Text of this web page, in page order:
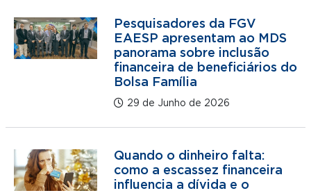
Pesquisadores da FGV
EAESP apresentam ao MDS
panorama sobre inclusão
financeira de beneficiários do
Bolsa Família
29 de Junho de 2026
Quando o dinheiro falta:
como a escassez financeira
influencia a dívida e o